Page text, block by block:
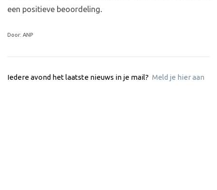
een positieve beoordeling.
Door: ANP
Iedere avond het laatste nieuws in je mail? Meld je hier aan